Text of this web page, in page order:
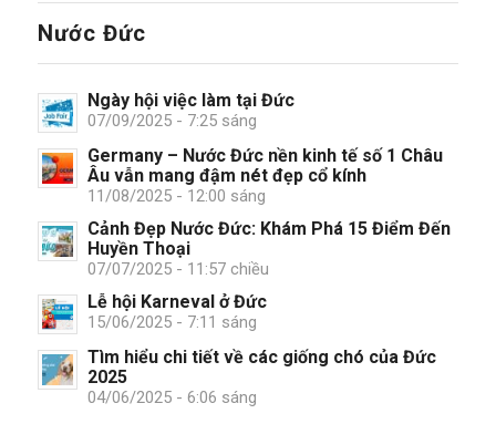
Nước Đức
Ngày hội việc làm tại Đức
07/09/2025 - 7:25 sáng
Germany – Nước Đức nền kinh tế số 1 Châu
Âu vẫn mang đậm nét đẹp cổ kính
11/08/2025 - 12:00 sáng
Cảnh Đẹp Nước Đức: Khám Phá 15 Điểm Đến
Huyền Thoại
07/07/2025 - 11:57 chiều
Lễ hội Karneval ở Đức
15/06/2025 - 7:11 sáng
Tìm hiểu chi tiết về các giống chó của Đức
2025
04/06/2025 - 6:06 sáng